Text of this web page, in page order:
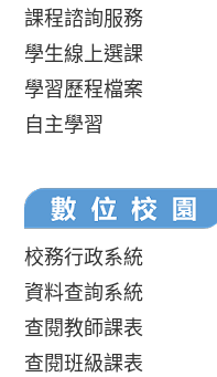
課程諮詢服務
學生線上選課
學習歷程檔案
自主學習
校務行政系統
資料查詢系統
查閱教師課表
查閱班級課表